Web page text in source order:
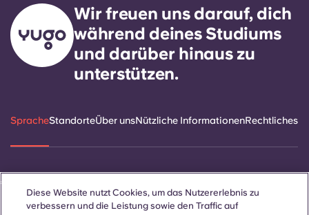
Wir freuen uns darauf, dich
während deines Studiums
und darüber hinaus zu
unterstützen.
SpracheStandorteÜber unsNützliche InformationenRechtliches
Diese Website nutzt Cookies, um das Nutzererlebnis zu
verbessern und die Leistung sowie den Traffic auf